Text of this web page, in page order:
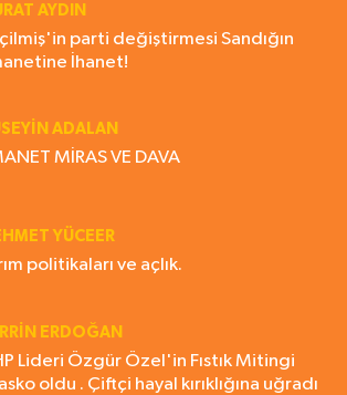
AYDIN
parti değiştirmesi Sandığın
İhanet!
ADALAN
MİRAS VE DAVA
YÜCEER
politikaları ve açlık.
ERDOĞAN
Lideri Özgür Özel'in Fıstık Mitingi
oldu . Çiftçi hayal kırıklığına uğradı